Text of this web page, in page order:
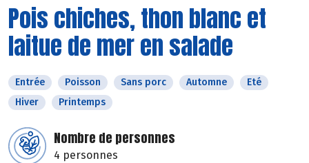
Pois chiches, thon blanc et
laitue de mer en salade
Entrée Poisson Sans porc Automne
Eté
Hiver
Printemps
Nombre de personnes
4 personnes